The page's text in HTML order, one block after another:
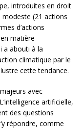
introduites en droit
(21 actions
d’actions
matière
a abouti à la
climatique par le
cette tendance.
majeurs avec
artificielle,
des questions
répondre, comme